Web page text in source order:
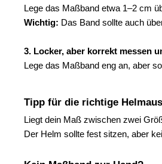
Lege das Maßband etwa 1–2 cm
Wichtig: Das Band sollte auch
3. Locker, aber korrekt messen
Lege das Maßband eng an, aber
Tipp für die richtige
Liegt dein Maß zwischen zwei
Der Helm sollte fest sitzen, aber